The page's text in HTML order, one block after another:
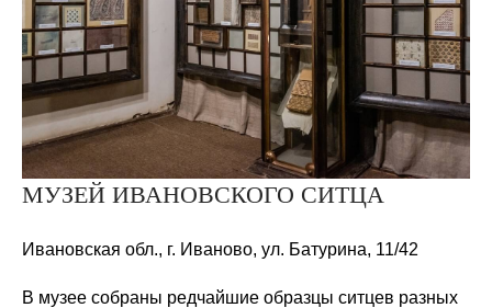
МУЗЕЙ ИВАНОВСКОГО СИТЦА
Ивановская обл., г. Иваново, ул. Батурина, 11/42
В музее собраны редчайшие образцы ситцев разных